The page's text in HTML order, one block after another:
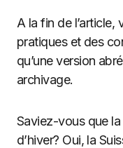
A la fin de
pratiques et des
qu’une version
archivage.
Saviez-vous que
d’hiver? Oui, la